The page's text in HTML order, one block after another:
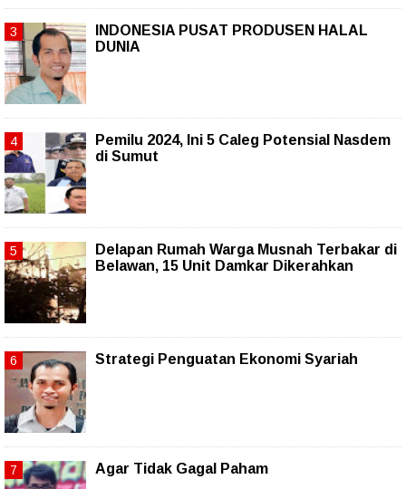
INDONESIA PUSAT PRODUSEN HALAL
DUNIA
Pemilu 2024, Ini 5 Caleg Potensial Nasdem
di Sumut
Delapan Rumah Warga Musnah Terbakar di
Belawan, 15 Unit Damkar Dikerahkan
Strategi Penguatan Ekonomi Syariah
Agar Tidak Gagal Paham